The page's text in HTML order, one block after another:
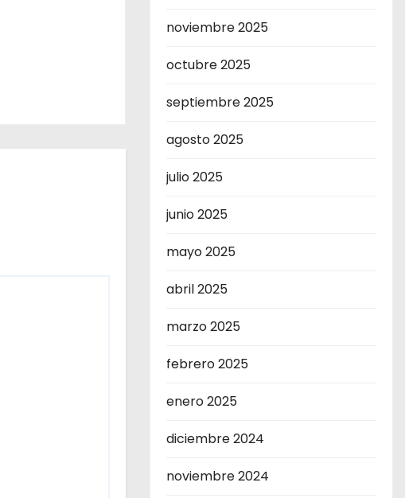
noviembre 2025
octubre 2025
septiembre 2025
agosto 2025
julio 2025
junio 2025
mayo 2025
abril 2025
marzo 2025
febrero 2025
enero 2025
diciembre 2024
noviembre 2024